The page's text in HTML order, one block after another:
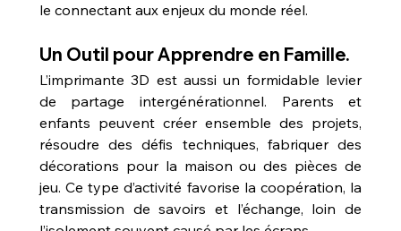
le connectant aux enjeux du monde réel.
Un Outil pour Apprendre en Famille.
L’imprimante 3D est aussi un formidable levier
de partage intergénérationnel. Parents et
enfants peuvent créer ensemble des projets,
résoudre des défis techniques, fabriquer des
décorations pour la maison ou des pièces de
jeu. Ce type d’activité favorise la coopération, la
transmission de savoirs et l’échange, loin de